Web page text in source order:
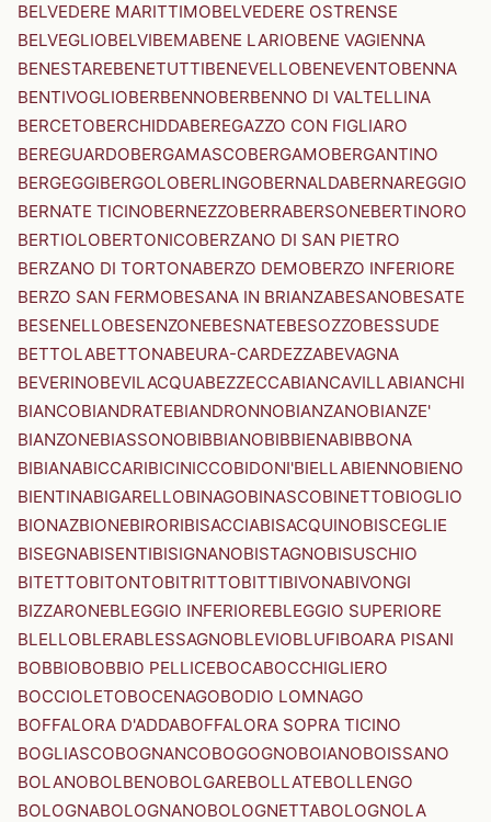
BELVEDERE MARITTIMOBELVEDERE OSTRENSE
BELVEGLIOBELVIBEMABENE LARIOBENE VAGIENNA
BENESTAREBENETUTTIBENEVELLOBENEVENTOBENNA
BENTIVOGLIOBERBENNOBERBENNO DI VALTELLINA
BERCETOBERCHIDDABEREGAZZO CON FIGLIARO
BEREGUARDOBERGAMASCOBERGAMOBERGANTINO
BERGEGGIBERGOLOBERLINGOBERNALDABERNAREGGIO
BERNATE TICINOBERNEZZOBERRABERSONEBERTINORO
BERTIOLOBERTONICOBERZANO DI SAN PIETRO
BERZANO DI TORTONABERZO DEMOBERZO INFERIORE
BERZO SAN FERMOBESANA IN BRIANZABESANOBESATE
BESENELLOBESENZONEBESNATEBESOZZOBESSUDE
BETTOLABETTONABEURA-CARDEZZABEVAGNA
BEVERINOBEVILACQUABEZZECCABIANCAVILLABIANCHI
BIANCOBIANDRATEBIANDRONNOBIANZANOBIANZE'
BIANZONEBIASSONOBIBBIANOBIBBIENABIBBONA
BIBIANABICCARIBICINICCOBIDONI'BIELLABIENNOBIENO
BIENTINABIGARELLOBINAGOBINASCOBINETTOBIOGLIO
BIONAZBIONEBIRORIBISACCIABISACQUINOBISCEGLIE
BISEGNABISENTIBISIGNANOBISTAGNOBISUSCHIO
BITETTOBITONTOBITRITTOBITTIBIVONABIVONGI
BIZZARONEBLEGGIO INFERIOREBLEGGIO SUPERIORE
BLELLOBLERABLESSAGNOBLEVIOBLUFIBOARA PISANI
BOBBIOBOBBIO PELLICEBOCABOCCHIGLIERO
BOCCIOLETOBOCENAGOBODIO LOMNAGO
BOFFALORA D'ADDABOFFALORA SOPRA TICINO
BOGLIASCOBOGNANCOBOGOGNOBOIANOBOISSANO
BOLANOBOLBENOBOLGAREBOLLATEBOLLENGO
BOLOGNABOLOGNANOBOLOGNETTABOLOGNOLA